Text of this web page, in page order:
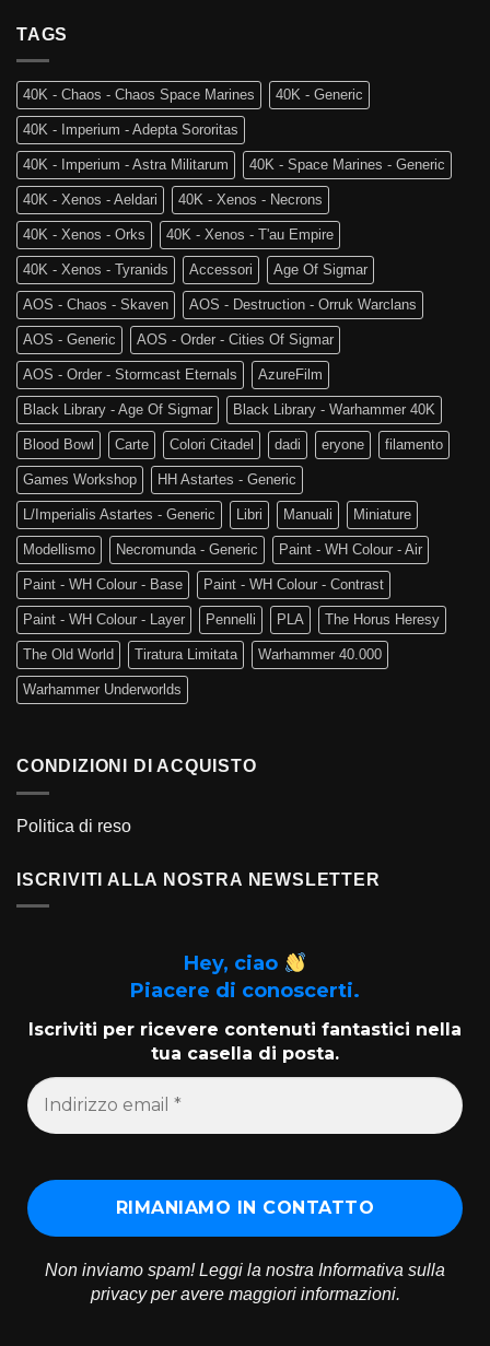
Edizione
di
Age
of
Sigmar
The
Old
World
tra
noi!
TAGS
40K - Chaos - Chaos Space Marines 40K - Generic
40K - Imperium - Adepta Sororitas
40K - Imperium - Astra Militarum 40K - Space Marines - Generic
40K - Xenos - Aeldari 40K - Xenos - Necrons
40K - Xenos - Orks 40K - Xenos - T'au Empire
40K - Xenos - Tyranids Accessori Age Of Sigmar
AOS - Chaos - Skaven AOS - Destruction - Orruk Warclans
AOS - Generic AOS - Order - Cities Of Sigmar
AOS - Order - Stormcast Eternals AzureFilm
Black Library - Age Of Sigmar Black Library - Warhammer 40K
Blood Bowl Carte Colori Citadel dadi eryone filamento
Games Workshop HH Astartes - Generic
L/Imperialis Astartes - Generic Libri Manuali Miniature
Modellismo Necromunda - Generic Paint - WH Colour - Air
Paint - WH Colour - Base Paint - WH Colour - Contrast
Paint - WH Colour - Layer Pennelli PLA The Horus Heresy
The Old World Tiratura Limitata Warhammer 40.000
Warhammer Underworlds
CONDIZIONI DI ACQUISTO
Politica di reso
ISCRIVITI ALLA NOSTRA NEWSLETTER
Hey, ciao
Piacere di conoscerti.
Iscriviti per ricevere contenuti fantastici nella
tua casella di posta.
Non inviamo spam! Leggi la nostra Informativa sulla
privacyper avere maggiori informazioni.